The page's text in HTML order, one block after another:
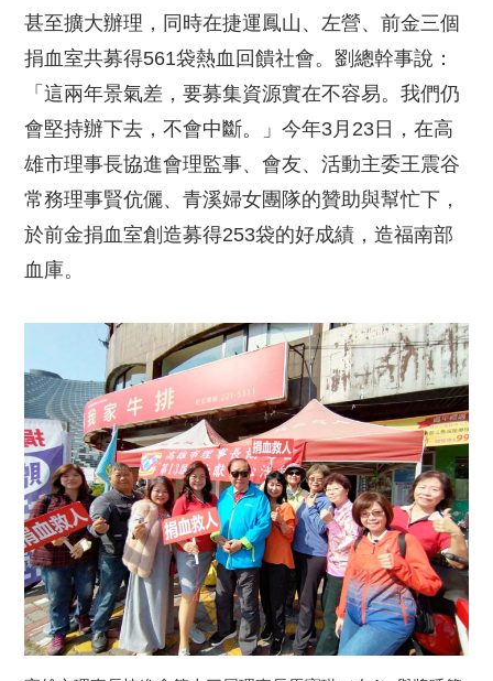
甚至擴大辦理，同時在捷運鳳山、左營、前金三個
捐血室共募得561袋熱血回饋社會。劉總幹事說：
「這兩年景氣差，要募集資源實在不容易。我們仍
會堅持辦下去，不會中斷。」今年3月23日，在高
雄市理事長協進會理監事、會友、活動主委王震谷
常務理事賢伉儷、青溪婦女團隊的贊助與幫忙下，
於前金捐血室創造募得253袋的好成績，造福南部
血庫。